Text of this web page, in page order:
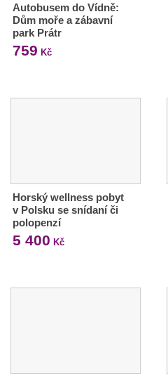
Autobusem do Vídně:
Dům moře a zábavní
park Prátr
759 Kč
Horský wellness pobyt
v Polsku se snídaní či
polopenzí
5 400 Kč